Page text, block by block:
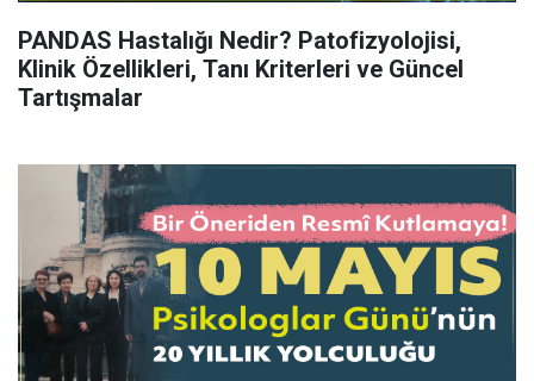
PANDAS Hastalığı Nedir? Patofizyolojisi,
Klinik Özellikleri, Tanı Kriterleri ve Güncel
Tartışmalar